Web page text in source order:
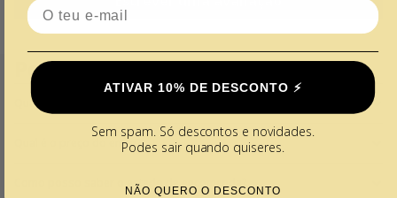
Perguntas Frequentes
Quais os métodos de pagamento disponíveis?
Qual é o preço do envio?
Como posso saber o estado da encomenda?
Email
ATIVAR 10% DE DESCONTO ⚡️
Sem spam. Só descontos e novidades.
Podes sair quando quiseres.
NÃO QUERO O DESCONTO